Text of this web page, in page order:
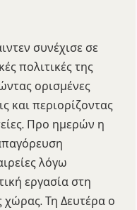
συνέχισε σε
πολιτικές της
ορισμένες
και περιορίζοντας
Προ ημερών η
λόγω
εργασία στη
χώρας. Τη Δευτέρα ο